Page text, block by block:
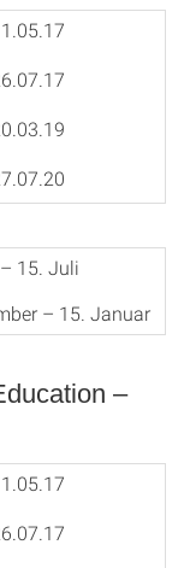
15. Juli
– 15. Januar
–